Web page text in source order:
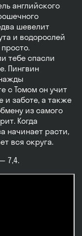
английского
шевелит
и водорослей
тебе спасли
Пингвин
с Томом он учит
и заботе, а также
из самого
Когда
начинает расти,
вся округа.
7,4.